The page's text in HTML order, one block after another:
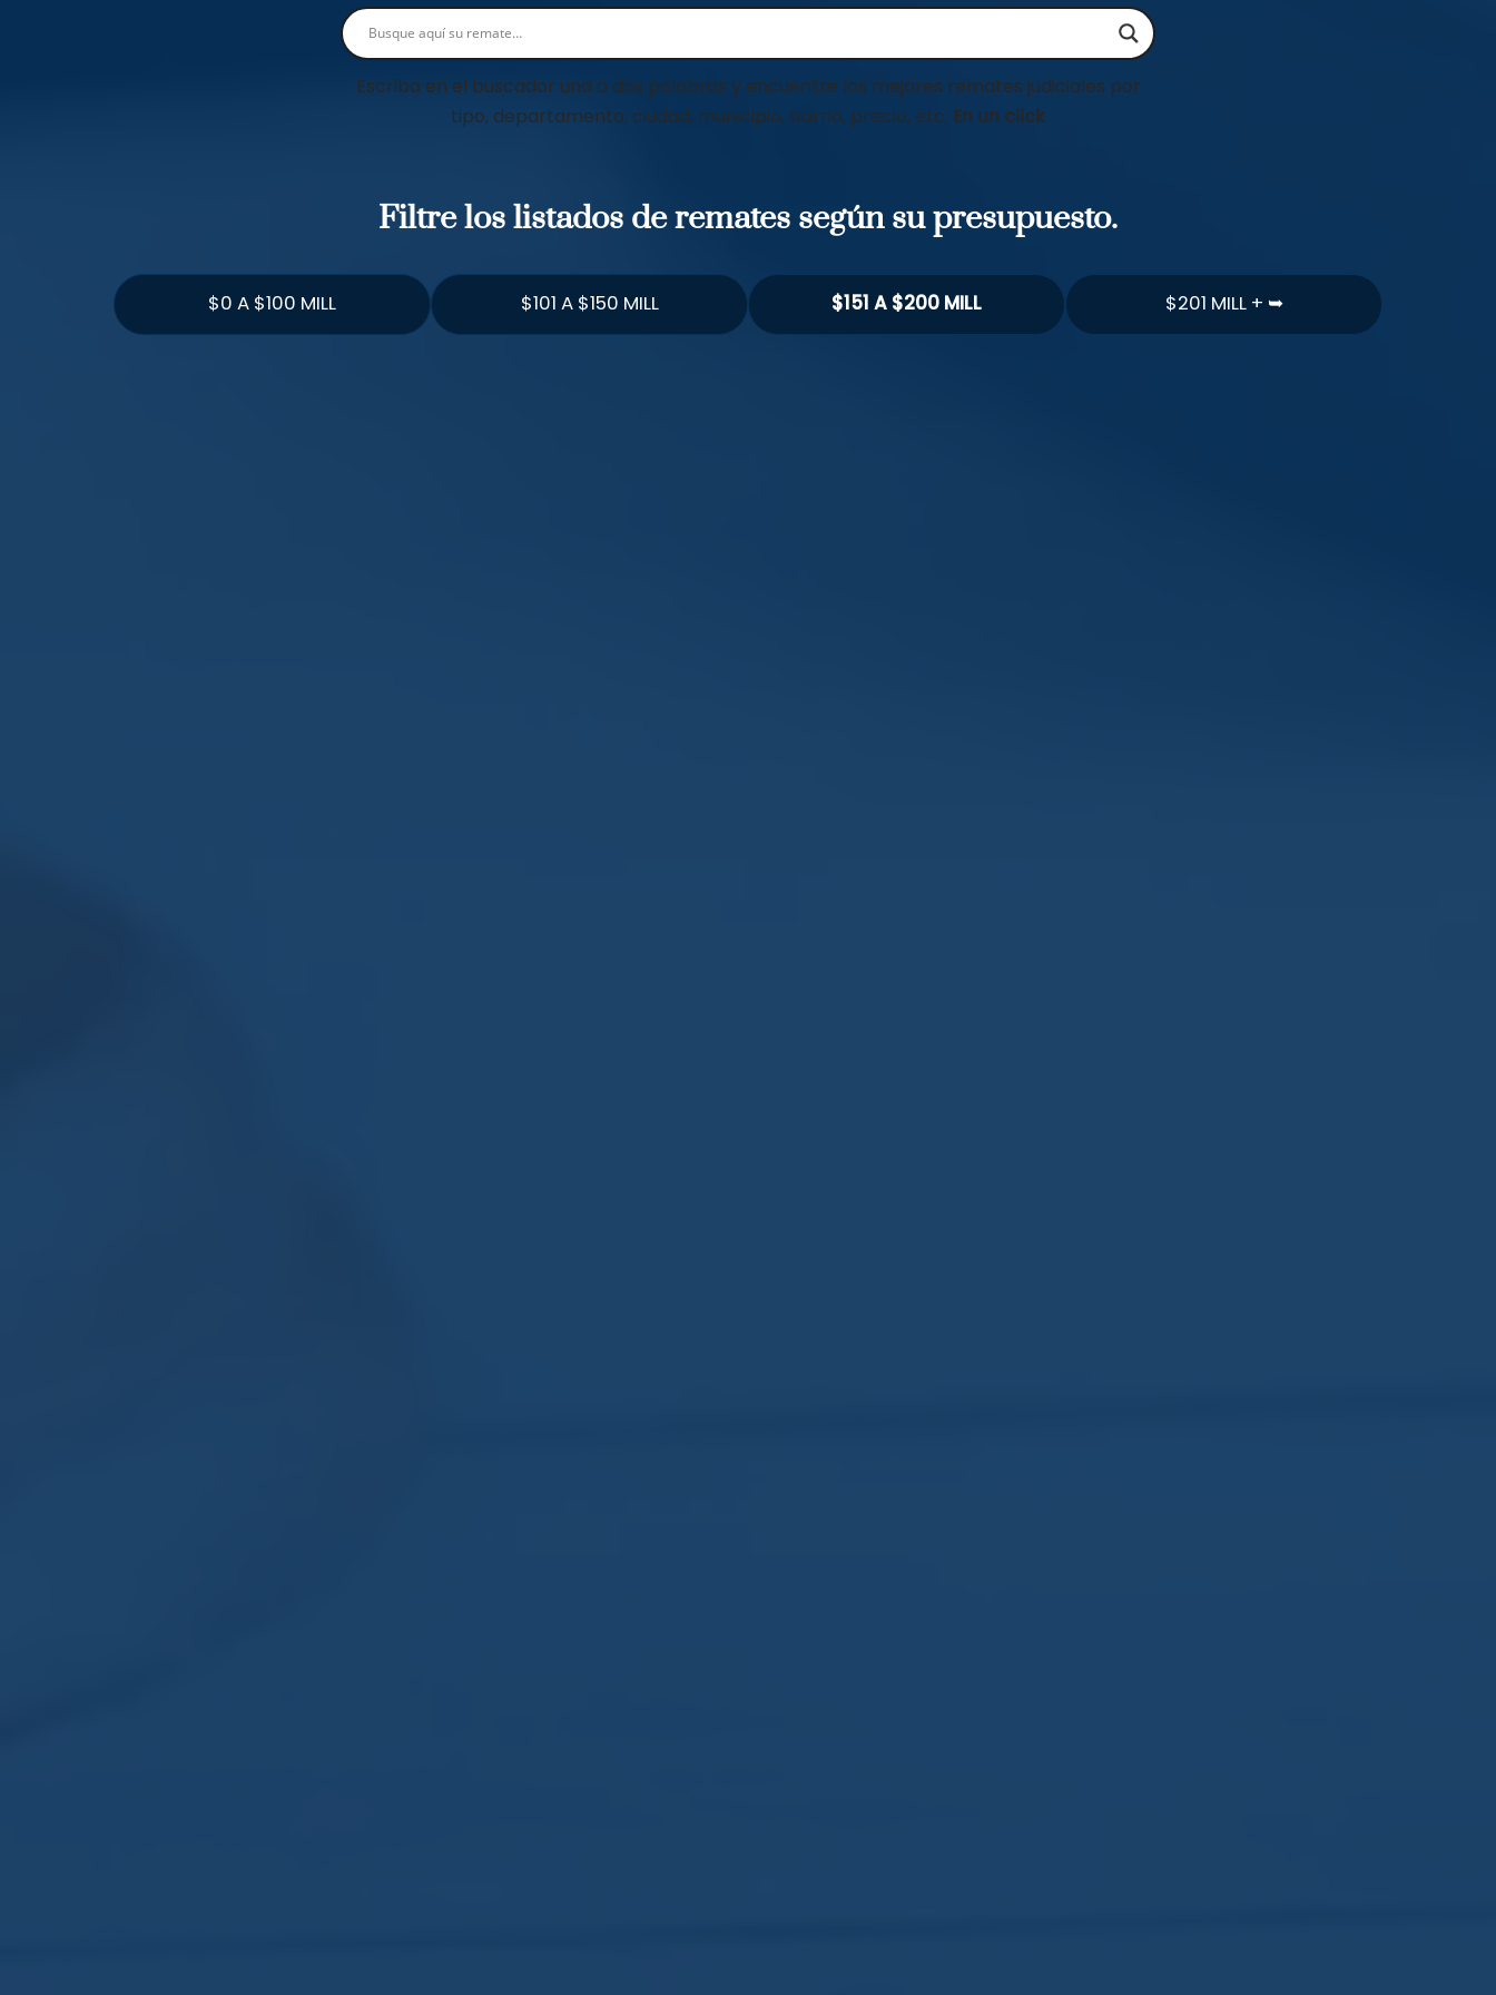
Escriba en el buscador una o dos palabras y encuentre los mejores remates judiciales por
tipo, departamento, ciudad, municipio, barrio, precio, etc. En un click
Filtre los listados de remates según su presupuesto.
$0 A $100 MILL $101 A $150 MILL $151 A $200 MILL $201 MILL + ➥